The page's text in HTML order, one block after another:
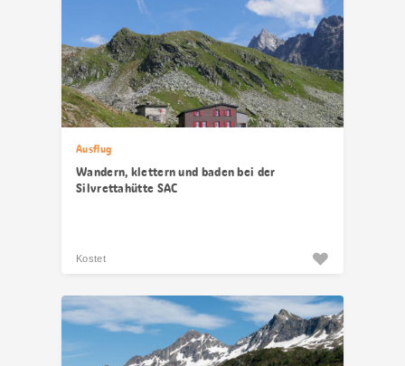
Ausflug
Wandern, klettern und baden bei der
Silvrettahütte SAC
Kostet